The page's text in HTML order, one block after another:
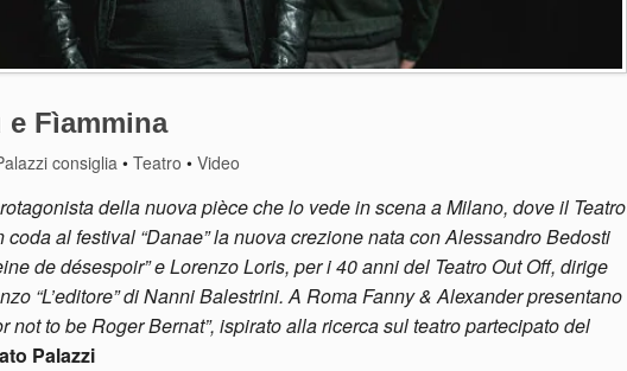
e Fìammina
consiglia •Teatro •Video
della nuova pièce che lo vede in scena a Milano, dove il Teatro
al festival “Danae” la nuova crezione nata con Alessandro Bedosti
de désespoir” e Lorenzo Loris, per i 40 anni del Teatro Out Off, dirige
“L’editore” di Nanni Balestrini. A Roma Fanny & Alexander presentano
not to be Roger Bernat”, ispirato alla ricerca sul teatro partecipato del
Palazzi